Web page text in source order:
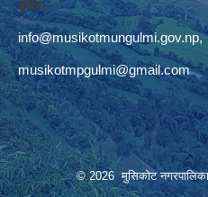
इमेलः–
info@musikotmungulmi.gov.np,
musikotmpgulmi@gmail.com
© 2026 मुसिकोट नगरपालिका,